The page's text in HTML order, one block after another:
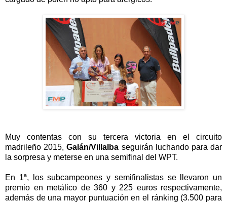
Muy contentas con su tercera victoria en el circuito
madrileño 2015,Galán/Villalba seguirán luchando para dar
la sorpresa y meterse en una semifinal del WPT.
En 1ª, los subcampeones y semifinalistas se llevaron un
premio en metá lico de 360 y 225 euros respectivamente,
además de una mayor puntuación en el ránking (3.500 para